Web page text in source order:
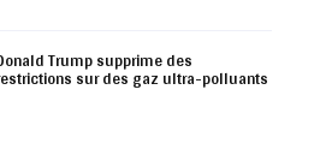
Trump supprime des
sur des gaz ultra-polluants